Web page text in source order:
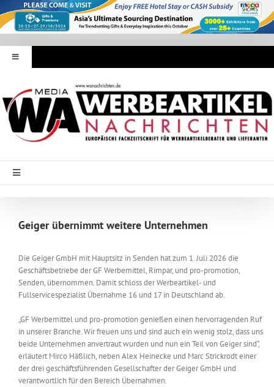
Inhalt
springen
Toggle
Navigation
Werbeartikel Nachrichten
E-Paper
WA Media
Toggle
Messen & Events
Unternehmen
Interviews
Geiger übernimmt weitere Unternehmen
Die Geiger GmbH mit Hauptsitz in Senden hat zum 1. Juli 2026 die
Geschäftsbetriebe der GF Werbemittel, Rimpar, und pro-promotion,
Senden, übernommen. Damit schloss der Werbeartikel- und
Fullservicespezialist Übernahme 16 und 17 in Deutschland ab.
„GF Werbemittel und pro-promotion genießen einen hervorragenden Ruf
in unserer Branche. Wir freuen uns und sind auch ein wenig stolz, dass uns
beide Unternehmen anvertraut wurden und nun ein Teil von Geiger sind“,
erläutert Mirco Häßlich, neben Alex Heinecke und Marc Strickrodt einer
der drei geschäftsführenden Gesellschafter der Geiger GmbH und
verantwortlich für den Bereich Übernahmen.